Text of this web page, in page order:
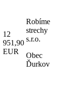
12
951,90
EUR
Robíme
strechy
s.r.o.
Obec
Ďurkov